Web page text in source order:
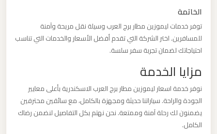
الخاتمة
توفر خدمات ليموزين مطار برج العرب وسيلة نقل مريحة وآمنة
للمسافرين. اختر الشركة التي تقدم أفضل الأسعار والخدمات التي تناسب
احتياجاتك لضمان تجربة سفر سلسة.
مزايا الخدمة
نوفر خدمة اسعار ليموزين مطار برج العرب الاسكندرية بأعلى معايير
الجودة والراحة. سياراتنا حديثة ومجهزة بالكامل، مع سائقين محترفين
يضمنون لك رحلة آمنة وممتعة. نحن نهتم بكل التفاصيل لنضمن رضاك
الكامل.
العرب
ليموزين
الاسكندرية
مطار